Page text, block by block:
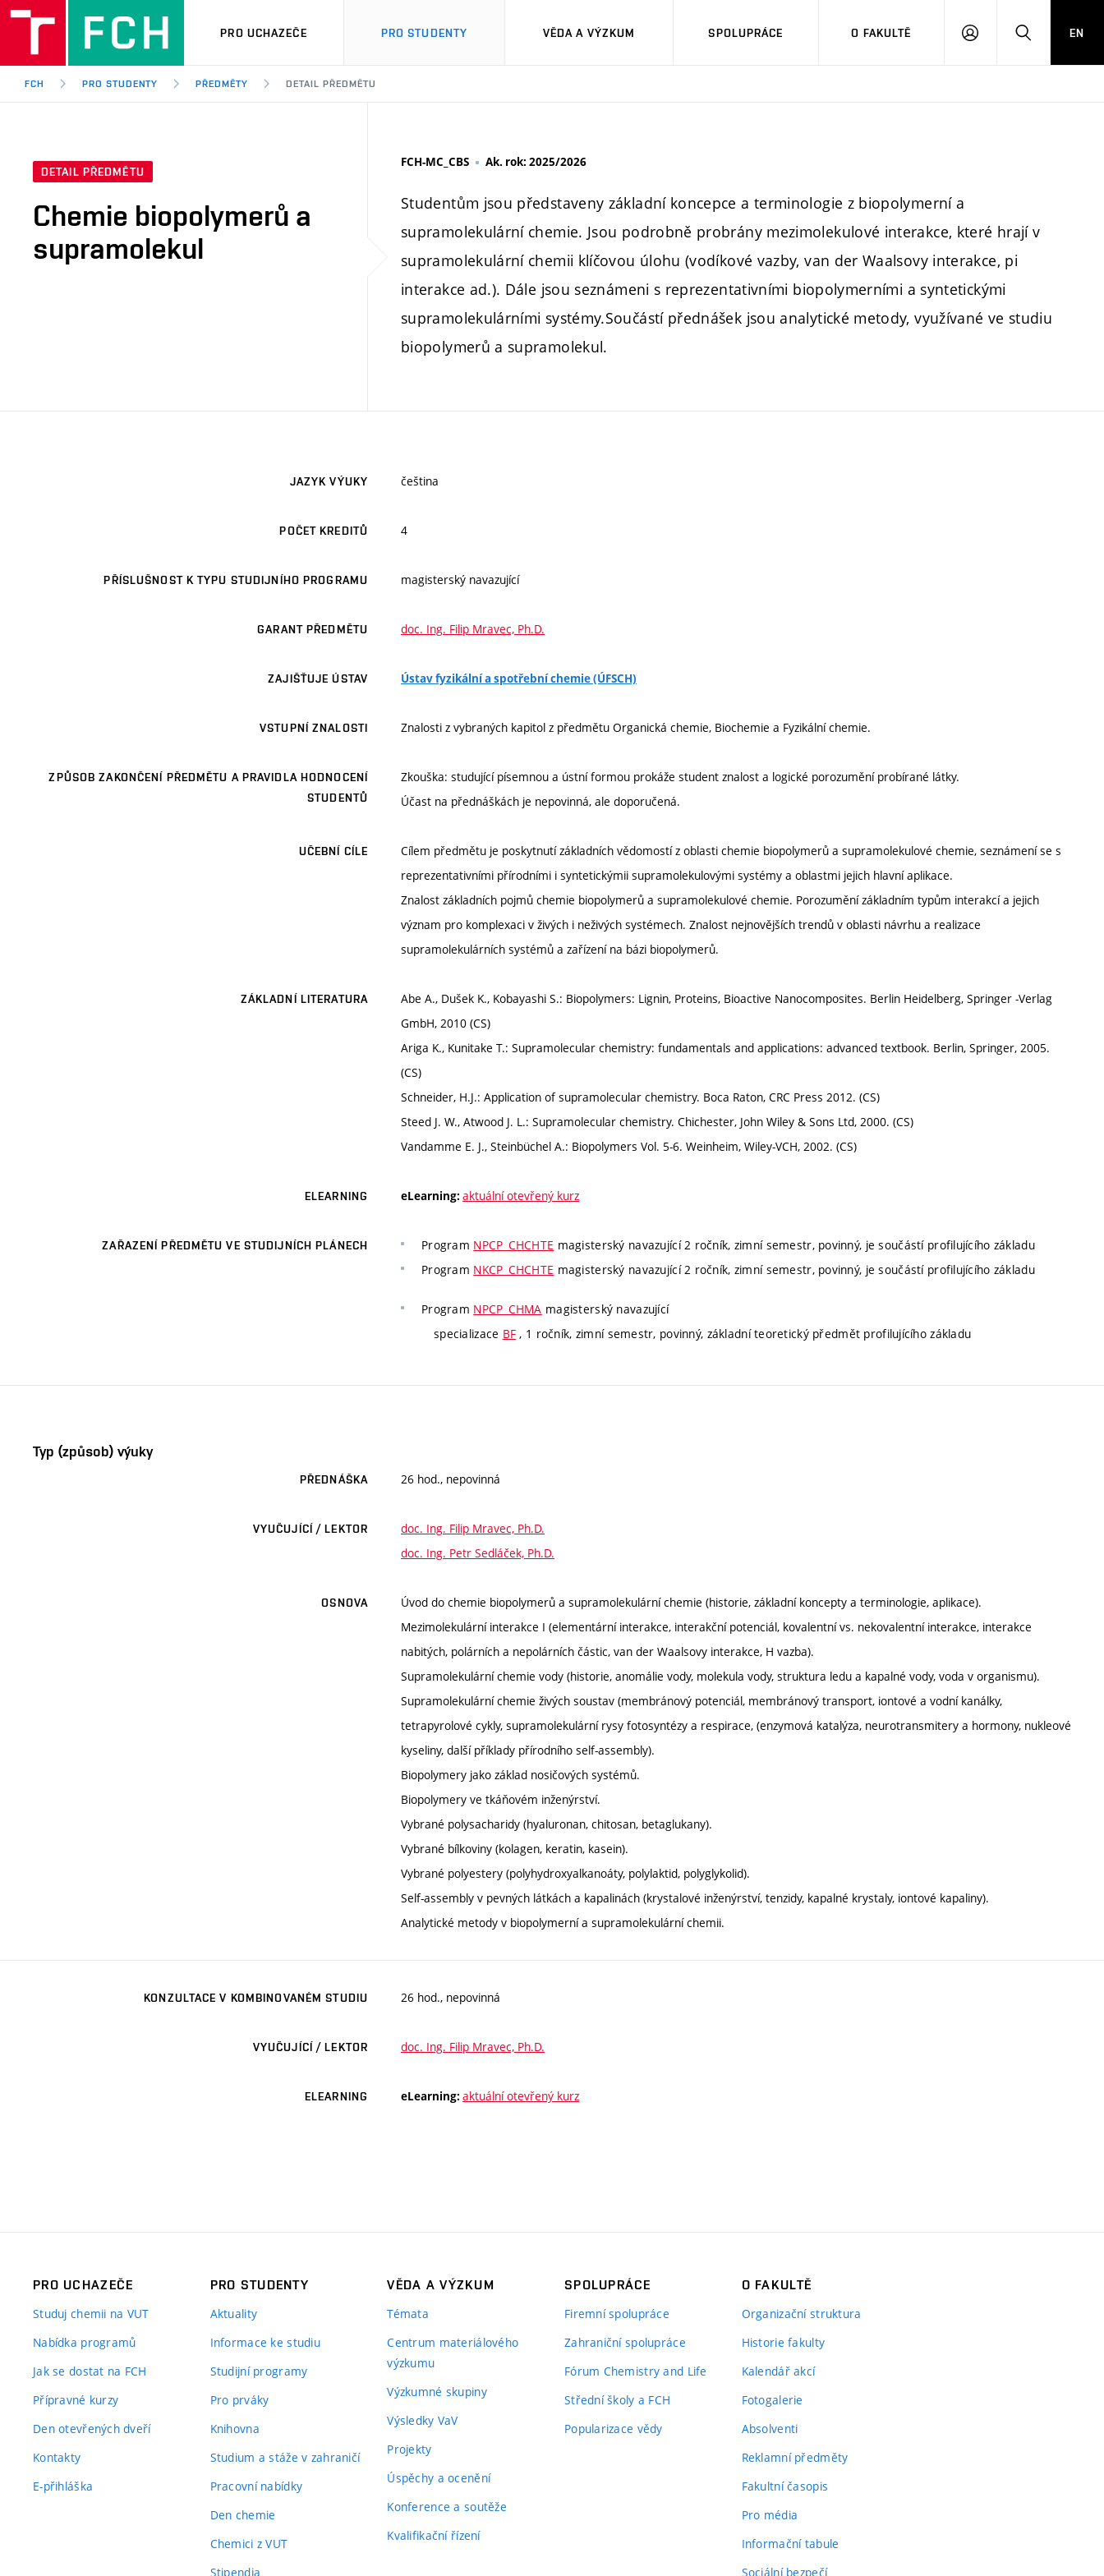
PRO UCHAZEČE PRO STUDENTY VĚDA A VÝZKUM SPOLUPRÁCE O FAKULTĚ
PŘIHLÁSITHLEDAT
EN
FCH PRO STUDENTY PŘEDMĚTY DETAIL PŘEDMĚTU
DETAIL PŘEDMĚTU
Chemie biopolymerů a
supramolekul
FCH-MC_CBS Ak. rok: 2025/2026
Studentům jsou představeny základní koncepce a terminologie z biopolymerní a
supramolekulární chemie. Jsou podrobně probrány mezimolekulové interakce, které hrají v
supramolekulární chemii klíčovou úlohu (vodíkové vazby, van der Waalsovy interakce, pi
interakce ad.). Dále jsou seznámeni s reprezentativními biopolymerními a syntetickými
supramolekulárními systémy.Součástí přednášek jsou analytické metody, využívané ve studiu
biopolymerů a supramolekul.
JAZYK VÝUKY čeština
POČET KREDITŮ 4
PŘÍSLUŠNOST K TYPU STUDIJNÍHO PROGRAMU magisterský navazující
GARANT PŘEDMĚTU doc. Ing. Filip Mravec, Ph.D.
ZAJIŠŤUJE ÚSTAV Ústav fyzikální a spotřební chemie (ÚFSCH)
VSTUPNÍ ZNALOSTI Znalosti z vybraných kapitol z předmětu Organická chemie, Biochemie a Fyzikální chemie.
ZPŮSOB ZAKONČENÍ PŘEDMĚTU A PRAVIDLA HODNOCENÍ
STUDENTŮ
Zkouška: studující písemnou a ústní formou prokáže student znalost a logické porozumění probírané látky.
Účast na přednáškách je nepovinná, ale doporučená.
UČEBNÍ CÍLE
Cílem předmětu je poskytnutí základních vědomostí z oblasti chemie biopolymerů a supramolekulové chemie, seznámení se s
reprezentativními přírodními i syntetickýmii supramolekulovými systémy a oblastmi jejich hlavní aplikace.
Znalost základních pojmů chemie biopolymerů a supramolekulové chemie. Porozumění základním typům interakcí a jejich
význam pro komplexaci v živých i neživých systémech. Znalost nejnovějších trendů v oblasti návrhu a realizace
supramolekulárních systémů a zařízení na bázi biopolymerů.
ZÁKLADNÍ LITERATURA
Abe A., Dušek K., Kobayashi S.: Biopolymers: Lignin, Proteins, Bioactive Nanocomposites. Berlin Heidelberg, Springer -Verlag
GmbH, 2010 (CS)
Ariga K., Kunitake T.: Supramolecular chemistry: fundamentals and applications: advanced textbook. Berlin, Springer, 2005.
(CS)
Schneider, H.J.: Application of supramolecular chemistry. Boca Raton, CRC Press 2012. (CS)
Steed J. W., Atwood J. L.: Supramolecular chemistry. Chichester, John Wiley & Sons Ltd, 2000. (CS)
Vandamme E. J., Steinbüchel A.: Biopolymers Vol. 5-6. Weinheim, Wiley-VCH, 2002. (CS)
ELEARNING eLearning: aktuální otevřený kurz
ZAŘAZENÍ PŘEDMĚTU VE STUDIJNÍCH PLÁNECH Program NPCP_CHCHTE magisterský navazující 2 ročník, zimní semestr, povinný, je součástí profilujícího základu
Program NKCP_CHCHTE magisterský navazující 2 ročník, zimní semestr, povinný, je součástí profilujícího základu
Program NPCP_CHMA magisterský navazující
specializace BF , 1 ročník, zimní semestr, povinný, základní teoretický předmět profilujícího základu
Typ (způsob) výuky
PŘEDNÁŠKA 26 hod., nepovinná
VYUČUJÍCÍ / LEKTOR
doc. Ing. Filip Mravec, Ph.D.
doc. Ing. Petr Sedláček, Ph.D.
OSNOVA
Úvod do chemie biopolymerů a supramolekulární chemie (historie, základní koncepty a terminologie, aplikace).
Mezimolekulární interakce I (elementární interakce, interakční potenciál, kovalentní vs. nekovalentní interakce, interakce
nabitých, polárních a nepolárních částic, van der Waalsovy interakce, H vazba).
Supramolekulární chemie vody (historie, anomálie vody, molekula vody, struktura ledu a kapalné vody, voda v organismu).
Supramolekulární chemie živých soustav (membránový potenciál, membránový transport, iontové a vodní kanálky,
tetrapyrolové cykly, supramolekulární rysy fotosyntézy a respirace, (enzymová katalýza, neurotransmitery a hormony, nukleové
kyseliny, další příklady přírodního self-assembly).
Biopolymery jako základ nosičových systémů.
Biopolymery ve tkáňovém inženýrství.
Vybrané polysacharidy (hyaluronan, chitosan, betaglukany).
Vybrané bílkoviny (kolagen, keratin, kasein).
Vybrané polyestery (polyhydroxyalkanoáty, polylaktid, polyglykolid).
Self-assembly v pevných látkách a kapalinách (krystalové inženýrství, tenzidy, kapalné krystaly, iontové kapaliny).
Analytické metody v biopolymerní a supramolekulární chemii.
KONZULTACE V KOMBINOVANÉM STUDIU 26 hod., nepovinná
VYUČUJÍCÍ / LEKTOR doc. Ing. Filip Mravec, Ph.D.
ELEARNING eLearning: aktuální otevřený kurz
PRO UCHAZEČE
Studuj chemii na VUT
Nabídka programů
Jak se dostat na FCH
Přípravné kurzy
Den otevřených dveří
Kontakty
E-přihláška
PRO STUDENTY
Aktuality
Informace ke studiu
Studijní programy
Pro prváky
Knihovna
Studium a stáže v zahraničí
Pracovní nabídky
Den chemie
Chemici z VUT
Stipendia
VĚDA A VÝZKUM
Témata
Centrum materiálového
výzkumu
Výzkumné skupiny
Výsledky VaV
Projekty
Úspěchy a ocenění
Konference a soutěže
Kvalifikační řízení
SPOLUPRÁCE
Firemní spolupráce
Zahraniční spolupráce
Fórum Chemistry and Life
Střední školy a FCH
Popularizace vědy
O FAKULTĚ
Organizační struktura
Historie fakulty
Kalendář akcí
Fotogalerie
Absolventi
Reklamní předměty
Fakultní časopis
Pro média
Informační tabule
Sociální bezpečí